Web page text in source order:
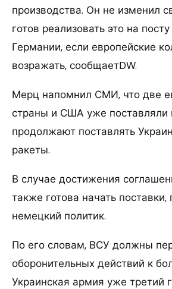
производства. Он не изменил
готов реализовать это на
Германии, если европейские
возражать, сообщаетDW.
Мерц напомнил СМИ, что две
страны и США уже поставляли
продолжают поставлять
ракеты.
В случае достижения
также готова начать поставки,
немецкий политик.
По его словам, ВСУ должны
оборонительных действий к
Украинская армия уже третий